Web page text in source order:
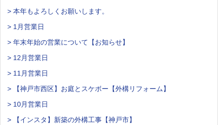
> 本年もよろしくお願いします。
> 1月営業日
> 年末年始の営業について【お知らせ】
> 12月営業日
> 11月営業日
> 【神戸市西区】お庭とスケボー【外構リフォーム】
> 10月営業日
> 【インスタ】新築の外構工事【神戸市】